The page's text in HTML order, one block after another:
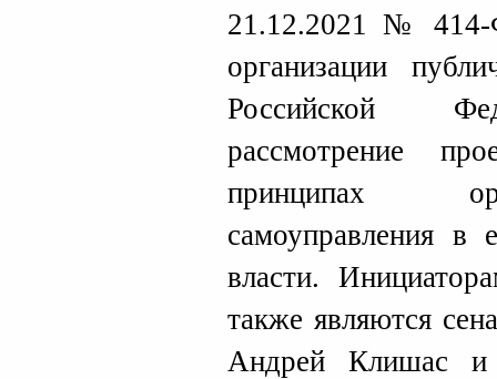
21.12.2021 №
организации
Российской
рассмотрение
принципах
самоуправления в
власти.
также являются
Андрей Клишас и